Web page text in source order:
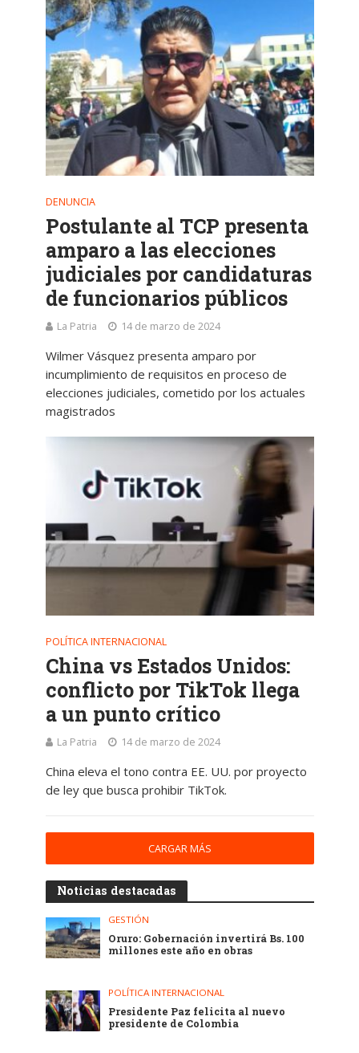
DENUNCIA
Postulante al TCP presenta
amparo a las elecciones
judiciales por candidaturas
de funcionarios públicos
La Patria 14 de marzo de 2024
Wilmer Vásquez presenta amparo por
incumplimiento de requisitos en proceso de
elecciones judiciales, cometido por los actuales
magistrados
POLÍTICA INTERNACIONAL
China vs Estados Unidos:
conflicto por TikTok llega
a un punto crítico
La Patria 14 de marzo de 2024
China eleva el tono contra EE. UU. por proyecto
de ley que busca prohibir TikTok.
CARGAR MÁS
Noticias destacadas
GESTIÓN
Oruro: Gobernación invertirá Bs. 100
millones este año en obras
POLÍTICA INTERNACIONAL
Presidente Paz felicita al nuevo
presidente de Colombia